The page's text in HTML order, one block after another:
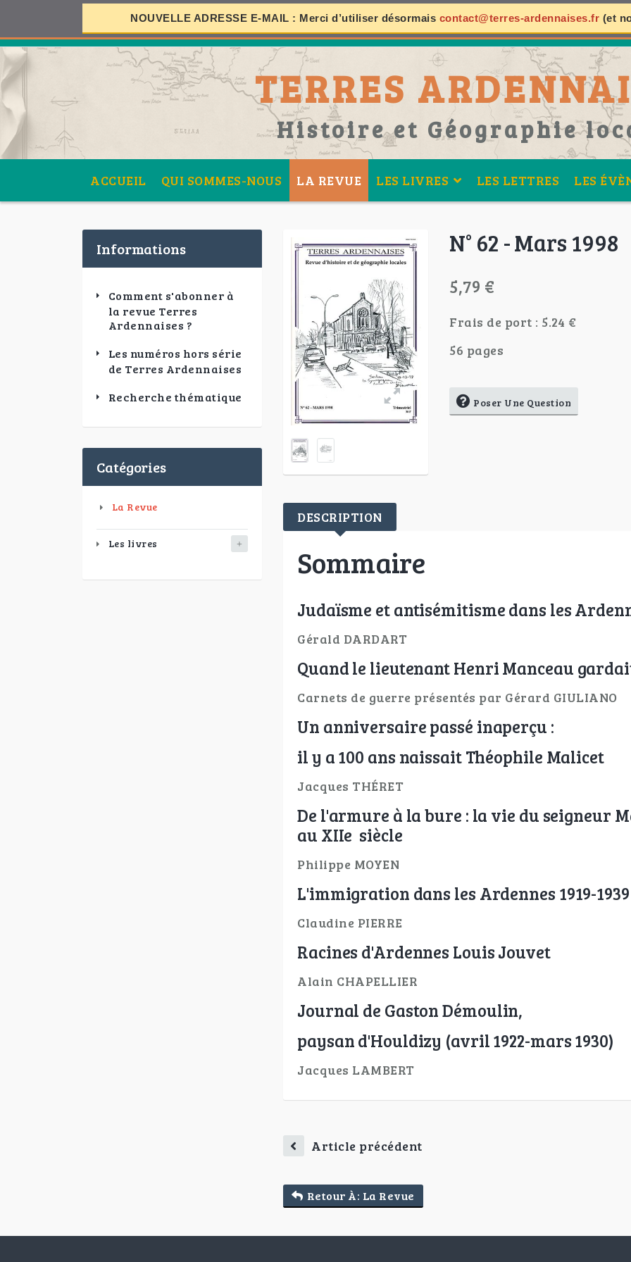
NOUVELLE ADRESSE E-MAIL : Merci d’utiliser désormais contact@terres-ardennaises.fr (et
TERRES
Histoire et Géographie
ACCUEIL QUI SOMMES-NOUS LA REVUE LES LIVRES LES LETTRES LES
Informations
Comment s'abonner à
la revue Terres
Ardennaises ?
Les numéros hors série
de Terres Ardennaises
Recherche thématique
Catégories
La Revue
Les livres
N° 62 - Mars 1998
5,79 €
Frais de port : 5.24 €
56 pages
Poser Une Question
DESCRIPTION
Sommaire
Judaïsme et antisémitisme dans les
Gérald DARDART
Quand le lieutenant Henri Manceau
Carnets de guerre présentés par Gérard GIULIANO
Un anniversaire passé inaperçu :
il y a 100 ans naissait Théophile Malicet
Jacques THÉRET
De l'armure à la bure : la vie du seigneur
au XIIe siècle
Philippe MOYEN
L'immigration dans les Ardennes 1919-
Claudine PIERRE
Racines d'Ardennes Louis Jouvet
Alain CHAPELLIER
Journal de Gaston Démoulin,
paysan d'Houldizy (avril 1922-mars 1930)
Jacques LAMBERT
Article précédent
Retour À: La Revue